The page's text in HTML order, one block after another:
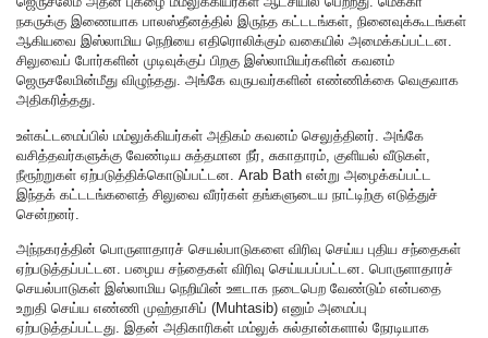
நகருக்கு இணையாக பாலஸ்தீனத்தில் இருந்த கட்டடங்கள், நினைவுக்கூடங்கள்
ஆகியவை இஸ்லாமிய நெறியை எதிரொலிக்கும் வகையில் அமைக்கப்பட்டன.
சிலுவைப் போர்களின் முடிவுக்குப் பிறகு இஸ்லாமியர்களின் கவனம்
ஜெருசலேமின்மீது விழுந்தது. அங்கே வருபவர்களின் எண்ணிக்கை வெகுவாக
அதிகரித்தது.
உள்கட்டமைப்பில் மம்லுக்கியர்கள் அதிகம் கவனம் செலுத்தினர். அங்கே
வசித்தவர்களுக்கு வேண்டிய சுத்தமான நீர், சுகாதாரம், குளியல் வீடுகள்,
நீரூற்றுகள் ஏற்படுத்திக்கொடுப்பட்டன. Arab Bath என்று அழைக்கப்பட்ட
இந்தக் கட்டடங்களைத் சிலுவை வீரர்கள் தங்களுடைய நாட்டிற்கு எடுத்துச்
சென்றனர்.
அந்நகரத்தின் பொருளாதாரச் செயல்பாடுகளை விரிவு செய்ய புதிய சந்தைகள்
ஏற்படுத்தப்பட்டன. பழைய சந்தைகள் விரிவு செய்யபப்பட்டன. பொருளாதாரச்
செயல்பாடுகள் இஸ்லாமிய நெறியின் ஊடாக நடைபெற வேண்டும் என்பதை
உறுதி செய்ய எண்ணி முஹ்தாசிப் (Muhtasib) எனும் அமைப்பு
ஏற்படுத்தப்பட்டது. இதன் அதிகாரிகள் மம்லுக் சுல்தான்களால் நேரடியாக